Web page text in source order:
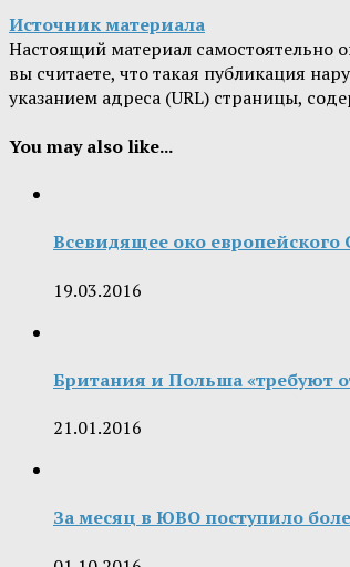
Источник материала
Настоящий материал самостоятельно
вы считаете, что такая публикация
указанием адреса (URL) страницы,
You may also like...
Всевидящее око европейского
19.03.2016
Британия и Польша «требуют
21.01.2016
За месяц в ЮВО поступило